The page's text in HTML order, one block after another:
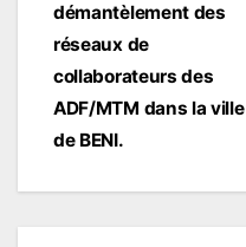
démantèlement des
réseaux de
collaborateurs des
ADF/MTM dans la ville
de BENI.